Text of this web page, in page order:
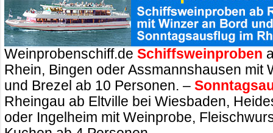
Weinprobenschiff.de Schiffsweinproben
Rhein, Bingen oder Assmannshausen mit
und Brezel ab 10 Personen. –
Rheingau ab Eltville bei Wiesbaden,
oder Ingelheim mit Weinprobe,